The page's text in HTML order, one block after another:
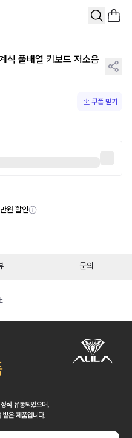
식 풀배열 키보드 저소음
쿠폰 받기
원 할인
문의